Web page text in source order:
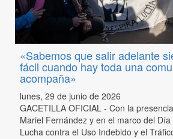
«Sabemos que salir adelante
fácil cuando hay toda una
acompaña»
lunes, 29 de junio de 2026
GACETILLA OFICIAL - Con la
Mariel Fernández y en el marco del
Lucha contra el Uso Indebido y el